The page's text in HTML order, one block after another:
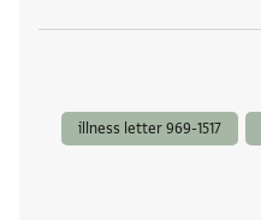
illness letter 969-1517